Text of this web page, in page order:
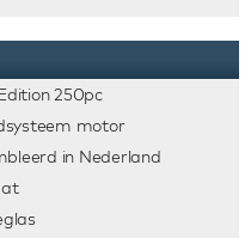
250pc
motor
in Nederland